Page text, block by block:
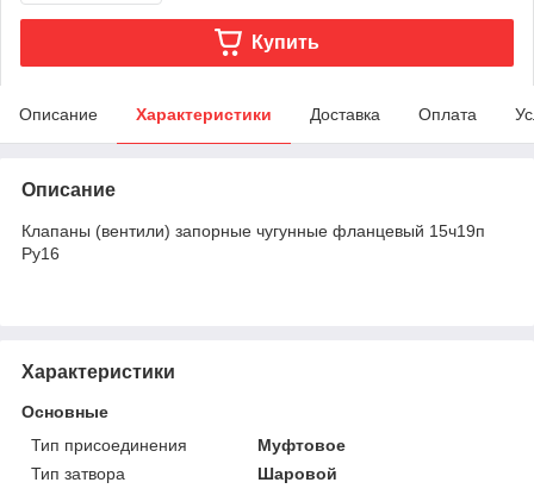
Купить
Описание Характеристики Доставка Оплата
Описание
Клапаны (вентили) запорные чугунные фланцевый 15ч19п
Ру16
Характеристики
Основные
Тип присоединения
Муфтовое
Тип затвора
Шаровой